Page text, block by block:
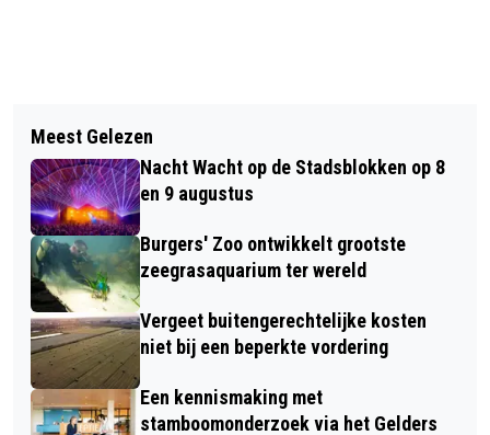
MONSTER JAM IS LUID,
KRANKZINNIG EN TERUG OP 3 EN 4
DECEMBER
GEMEENTE, POLITIE EN ARNHEMSE
MIDDELBARE SCHOLEN SAMEN VOOR
SCHOOLVEILIGHEID
Meest Gelezen
Nacht Wacht op de Stadsblokken op 8
en 9 augustus
Burgers' Zoo ontwikkelt grootste
zeegrasaquarium ter wereld
Vergeet buitengerechtelijke kosten
niet bij een beperkte vordering
Een kennismaking met
stamboomonderzoek via het Gelders